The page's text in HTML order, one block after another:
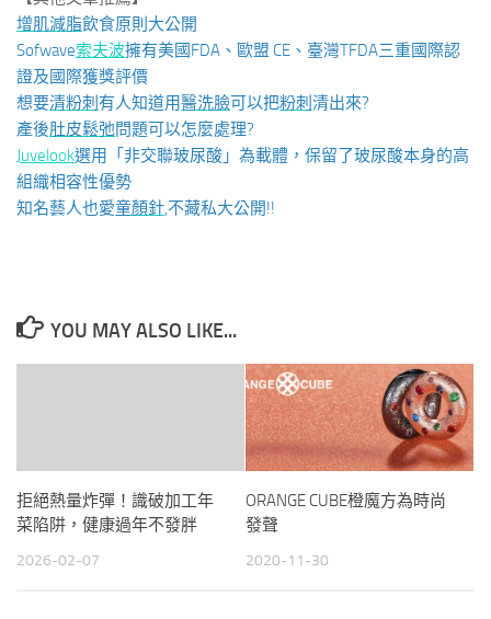
增肌減脂飲食原則大公開
Sofwave索夫波擁有美國FDA、歐盟 CE、臺灣TFDA三重國際認
證及國際獲獎評價
想要清粉刺 有人知道用醫洗臉可以把粉刺 清出來?
產後肚皮鬆弛問題可以怎麼處理?
Juvelook選用「非交聯玻尿酸」為載體，保留了玻尿酸本身的高
組織相容性優勢
知名藝人也愛童顏針,不藏私大公開!!
YOU MAY ALSO LIKE...
拒絕熱量炸彈！識破加工年
菜陷阱，健康過年不發胖
2026-02-07
ORANGE CUBE橙魔方為時尚
發聲
2020-11-30